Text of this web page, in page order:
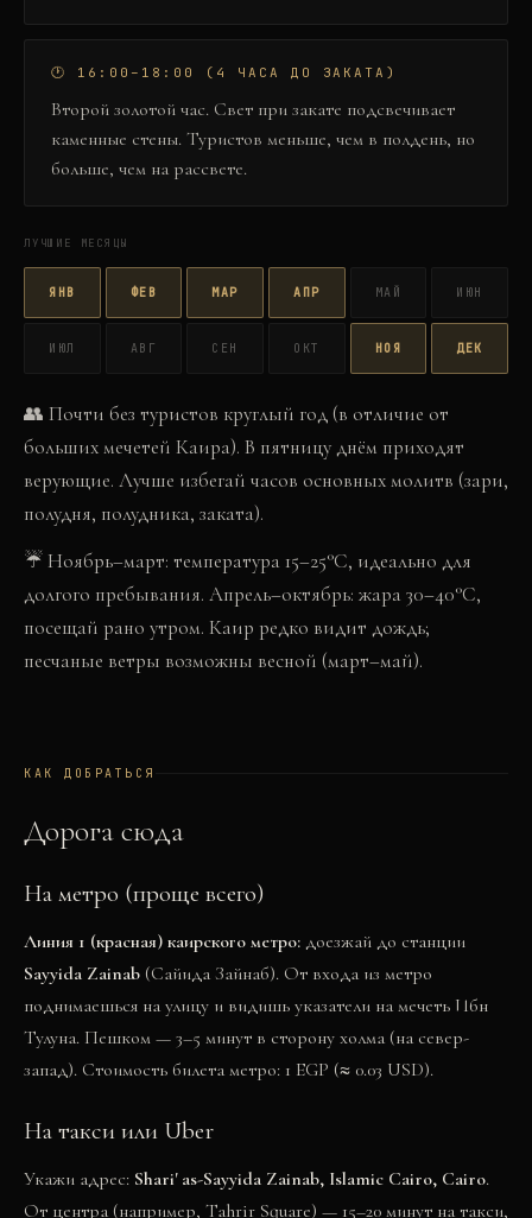
🕐 16:00–18:00 (4 ЧАСА ДО ЗАКАТА)
Второй золотой час. Свет при закате подсвечивает
каменные стены. Туристов меньше, чем в полдень, но
больше, чем на рассвете.
ЛУЧШИЕ МЕСЯЦЫ
ЯНВ ФЕВ МАР АПР МАЙ ИЮН
ИЮЛ АВГ СЕН ОКТ НОЯ ДЕК
👥 Почти без туристов круглый год (в отличие от
больших мечетей Каира). В пятницу днём приходят
верующие. Лучше избегай часов основных молитв (зари,
полудня, полудника, заката).
☔Ноябрь–март: температура 15–25°C, идеально для
долгого пребывания. Апрель–октябрь: жара 30–40°C,
посещай рано утром. Каир редко видит дождь;
песчаные ветры возможны весной (март–май).
КАК ДОБРАТЬСЯ
Дорога сюда
На метро (проще всего)
Линия 1 (красная) каирского метро: доезжай до станции
Sayyida Zainab (Сайида Зайнаб). От входа из метро
поднимаешься на улицу и видишь указатели на мечеть Ибн
Тулуна. Пешком — 3–5 минут в сторону холма (на север-
запад). Стоимость билета метро: 1 EGP (≈ 0.03 USD).
На такси или Uber
Укажи адрес: Shari' as-Sayyida Zainab, Islamic Cairo, Cairo.
От центра (например, Tahrir Square) — 15–20 минут на такси,